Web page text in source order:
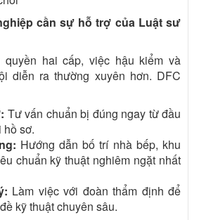
cần sự hỗ trợ của Luật sư
hai cấp, việc hậu kiểm và
diễn ra thường xuyên hơn. DFC
Tư vấn chuẩn bị đúng ngay từ đầu
hồ sơ.
Hướng dẫn bố trí nhà bếp, khu
chuẩn kỹ thuật nghiêm ngặt nhất
Làm việc với đoàn thẩm định để
kỹ thuật chuyên sâu.